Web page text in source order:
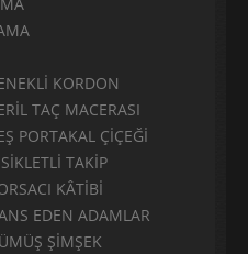
KORDON
TAÇ MACERASI
PORTAKAL ÇİÇEĞİ
TAKİP
KÂTİBİ
EDEN ADAMLAR
ŞİMŞEK